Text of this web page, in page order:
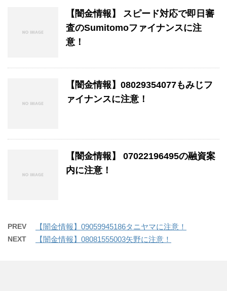
【闇金情報】 スピード対応で即日審
査のSumitomoファイナンスに注
意！
【闇金情報】08029354077もみじフ
ァイナンスに注意！
【闇金情報】 07022196495の融資案
内に注意！
PREV 【闇金情報】09059945186タニヤマに注意！
NEXT 【闇金情報】08081555003矢野に注意！